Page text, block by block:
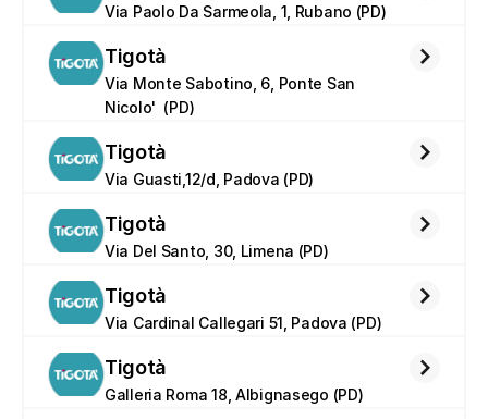
Via Paolo Da Sarmeola, 1, Rubano (PD)
Tigotà
Via Monte Sabotino, 6, Ponte San
Nicolo'  (PD)
Tigotà
Via Guasti,12/d, Padova (PD)
Tigotà
Via Del Santo, 30, Limena (PD)
Tigotà
Via Cardinal Callegari 51, Padova (PD)
Tigotà
Galleria Roma 18, Albignasego (PD)